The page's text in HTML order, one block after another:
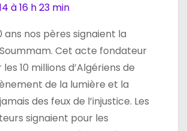
à 16 h 23 min
ans nos pères signaient la
Cet acte fondateur
10 millions d’Algériens de
de la lumière et la
des feux de l’injustice. Les
signaient pour les